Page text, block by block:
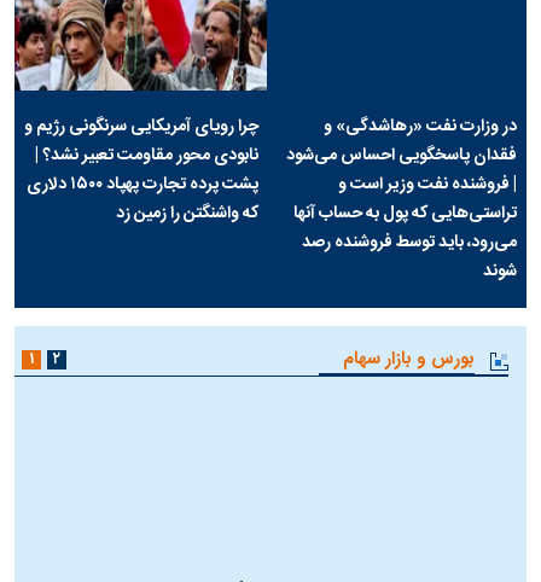
در وزارت نفت «رهاشدگی» و
فقدان پاسخگویی احساس می‌شود
| فروشنده نفت وزیر است و
تراستی‌هایی که پول به حساب آنها
می‌رود، باید توسط فروشنده رصد
شوند
چرا رویای آمریکایی سرنگونی رژیم و
نابودی محور مقاومت تعبیر نشد؟ |
پشت پرده تجارت پهپاد‌ ۱۵۰۰ دلاری
که واشنگتن را زمین زد
بورس و بازار سهام ۱ ۲